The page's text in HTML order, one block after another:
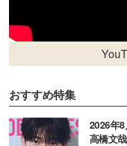
おすすめ特集
2026年8
高橋文哉